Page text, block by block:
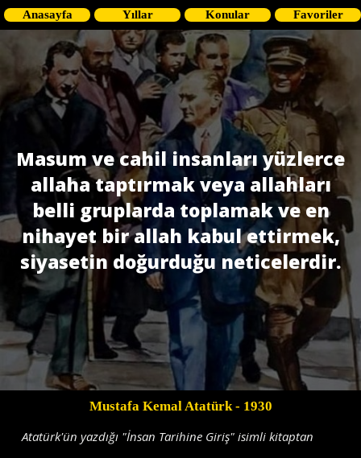
Anasayfa Yıllar Konular Favoriler
Masum ve cahil insanları yüzlerce
allaha taptırmak veya allahları
belli gruplarda toplamak ve en
nihayet bir allah kabul ettirmek,
siyasetin doğurduğu neticelerdir.
Mustafa Kemal Atatürk- 1930
Atatürk'ün yazdığı "İnsan Tarihine Giriş" isimli kitaptan